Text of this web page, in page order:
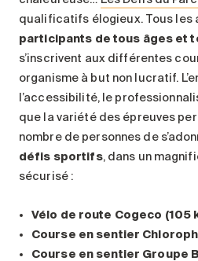
qualificatifs élogieux. Tous les
participants de tous âges et
s’inscrivent aux différentes
organisme à but non lucratif.
l’accessibilité, le
que la variété des épreuves
nombre de personnes de
défis sportifs, dans un
sécurisé :
Vélo de route Cogeco (105
Course en sentier
Course en sentier Groupe